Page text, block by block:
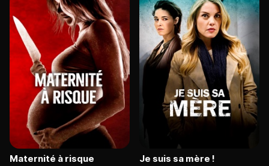
Maternité à risque Je suis sa mère !